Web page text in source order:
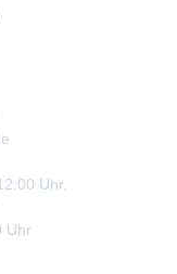
Uhr,
Uhr